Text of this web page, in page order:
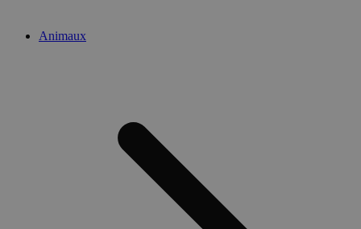
Animaux